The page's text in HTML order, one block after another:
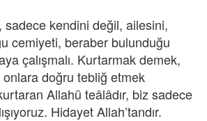
sadece kendini değil, ailesini,
cemiyeti, beraber bulunduğu
çalışmalı. Kurtarmak demek,
doğru tebliğ etmek
Allahü teâlâdır, biz sadece
Hidayet Allah’tandır.